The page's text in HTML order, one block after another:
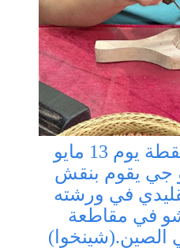
جي يقوم بنقش
في ورشته
في مقاطعة
الصين.(شينخوا)